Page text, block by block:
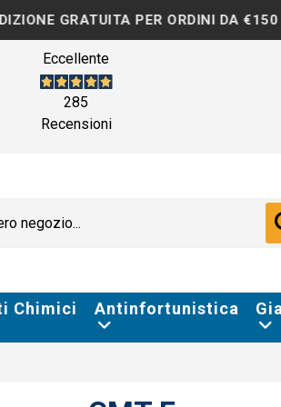
PER ORDINI DA €150 •
Eccellente
285
Recensioni
Chimici Antinfortunistica